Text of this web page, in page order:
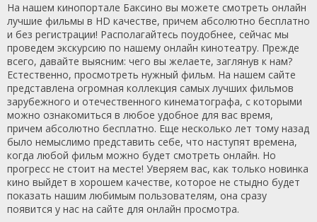
На нашем кинопортале Баксино вы можете смотреть онлайн
лучшие фильмы в HD качестве, причем абсолютно бесплатно
и без регистрации! Располагайтесь поудобнее, сейчас мы
проведем экскурсию по нашему онлайн кинотеатру. Прежде
всего, давайте выясним: чего вы желаете, заглянув к нам?
Естественно, просмотреть нужный фильм. На нашем сайте
представлена огромная коллекция самых лучших фильмов
зарубежного и отечественного кинематографа, c которыми
можно ознакомиться в любое удобное для вас время,
причем абсолютно бесплатно. Еще несколько лет тому назад
было немыслимо представить себе, что наступят времена,
когда любой фильм можно будет смотреть онлайн. Но
прогресс не стоит на месте! Уверяем вас, как только новинка
кино выйдет в хорошем качестве, которое не стыдно будет
показать нашим любимым пользователям, она сразу
появится у нас на сайте для онлайн просмотра.